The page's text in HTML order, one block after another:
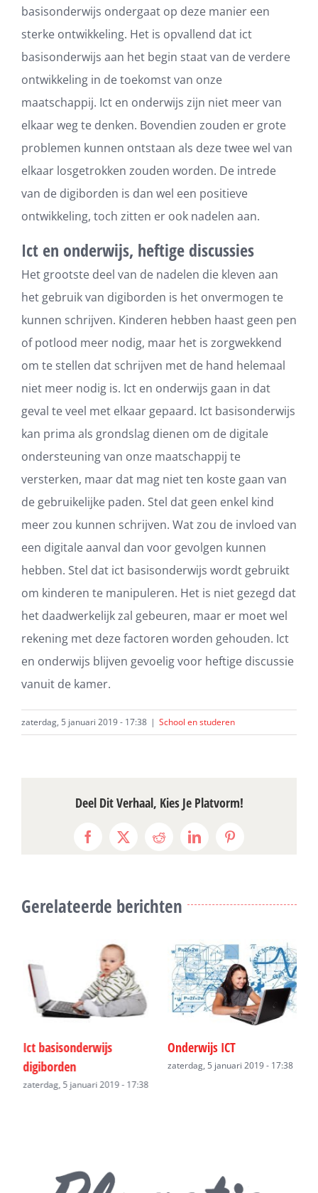
basisonderwijs ondergaat op deze manier een
sterke ontwikkeling. Het is opvallend dat ict
basisonderwijs aan het begin staat van de verdere
ontwikkeling in de toekomst van onze
maatschappij. Ict en onderwijs zijn niet meer van
elkaar weg te denken. Bovendien zouden er grote
problemen kunnen ontstaan als deze twee wel van
elkaar losgetrokken zouden worden. De intrede
van de digiborden is dan wel een positieve
ontwikkeling, toch zitten er ook nadelen aan.
Ict en onderwijs, heftige discussies
Het grootste deel van de nadelen die kleven aan
het gebruik van digiborden is het onvermogen te
kunnen schrijven. Kinderen hebben haast geen pen
of potlood meer nodig, maar het is zorgwekkend
om te stellen dat schrijven met de hand helemaal
niet meer nodig is. Ict en onderwijs gaan in dat
geval te veel met elkaar gepaard. Ict basisonderwijs
kan prima als grondslag dienen om de digitale
ondersteuning van onze maatschappij te
versterken, maar dat mag niet ten koste gaan van
de gebruikelijke paden. Stel dat geen enkel kind
meer zou kunnen schrijven. Wat zou de invloed van
een digitale aanval dan voor gevolgen kunnen
hebben. Stel dat ict basisonderwijs wordt gebruikt
om kinderen te manipuleren. Het is niet gezegd dat
het daadwerkelijk zal gebeuren, maar er moet wel
rekening met deze factoren worden gehouden. Ict
en onderwijs blijven gevoelig voor heftige discussie
vanuit de kamer.
zaterdag, 5 januari 2019 - 17:38 | School en studeren
Deel Dit Verhaal, Kies Je Platvorm!
Facebook
X RedditLinkedInPinterest
Gerelateerde berichten
Ict basisonderwijs
digiborden
zaterdag, 5 januari 2019 - 17:38
Onderwijs ICT
zaterdag, 5 januari 2019 - 17:38